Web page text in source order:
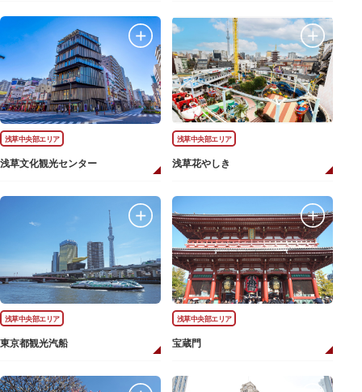
浅草中央部エリア
浅草文化観光センター
浅草中央部エリア
浅草花やしき
浅草中央部エリア
東京都観光汽船
浅草中央部エリア
宝蔵門